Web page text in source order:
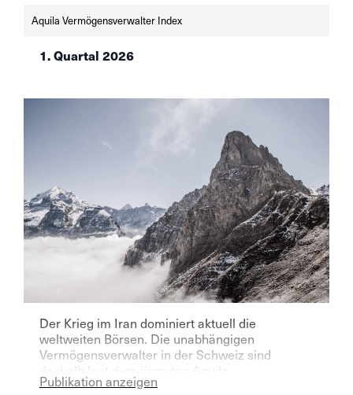
einer tiefen […]
Aquila Vermögensverwalter Index
1. Quartal 2026
Der Krieg im Iran dominiert aktuell die
weltweiten Börsen. Die unabhängigen
Vermögensverwalter in der Schweiz sind
deshalb laut dem jüngsten Aquila
Vermögensverwalter Index für das laufende
Publikation anzeigen